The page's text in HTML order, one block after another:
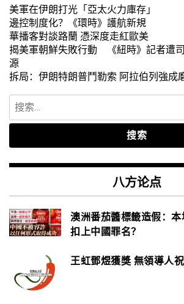
美軍在伊朗打光「亞太火力庫存」
邊控制度化？《環時》護航新規
華播客對談路蘭 憑深度走紅歐美
揭美軍朝鮮失敗行動 《紐時》記者遭
源
拆局：伊朗特朗普鬥勒索 阿拉伯列強成
搜
索：
八方论点
澳洲番茄醬標籤造假：
扣上中國罪名？
王虹鄧煜獲獎 無領導人祝